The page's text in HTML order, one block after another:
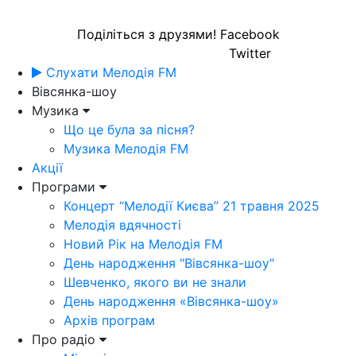
Поділіться з друзями! Facebook
Twitter
Слухати Мелодія FM
Вівсянка-шоу
Музика
Що це була за пісня?
Музика Мелодія FM
Акції
Програми
Концерт “Мелодії Києва” 21 травня 2025
Мелодія вдячності
Новий Рік на Мелодія FM
День народження "Вівсянка-шоу"
Шевченко, якого ви не знали
День народження «Вівсянка-шоу»
Архів програм
Про радіо